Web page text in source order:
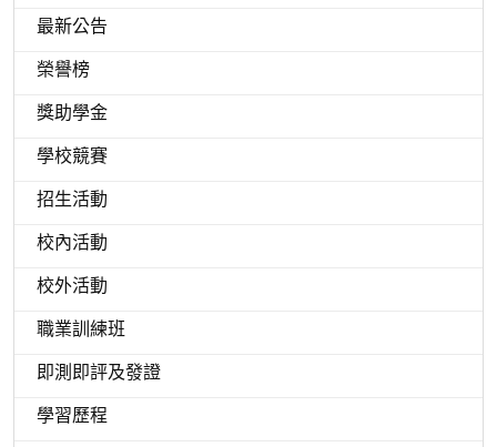
最新公告
榮譽榜
獎助學金
學校競賽
招生活動
校內活動
校外活動
職業訓練班
即測即評及發證
學習歷程